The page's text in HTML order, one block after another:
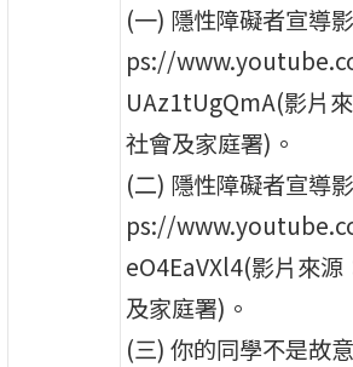
(一) 隱性障礙者宣導
ps://
UAz1tUgQmA(影片
社會及家庭署)。
(二) 隱性障礙者宣導
ps://
eO4EaVXl4(影片來
及家庭署)。
(三) 你的同學不是故